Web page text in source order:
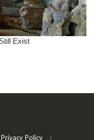
Privacy Policy